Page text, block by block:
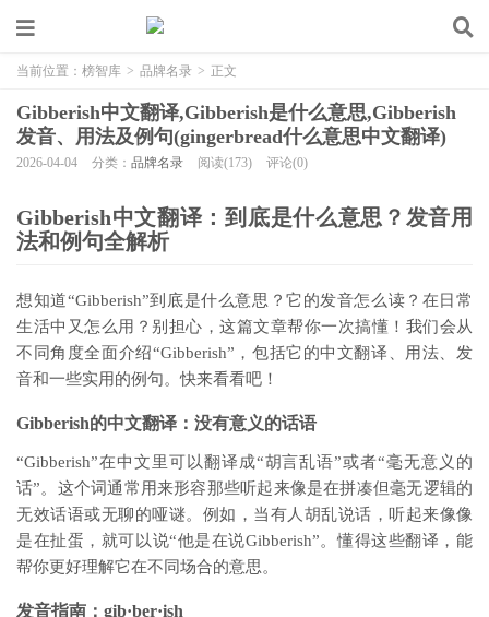
当前位置： 榜智库 > 品牌名录 > 正文
Gibberish中文翻译,Gibberish是什么意思,Gibberish
发音、用法及例句(gingerbread什么意思中文翻译)
2026-04-04 分类： 品牌名录 阅读(173) 评论(0)
Gibberish中文翻译：到底是什么意思？发音用
法和例句全解析
想知道“Gibberish”到底是什么意思？它的发音怎么读？在日常
生活中又怎么用？别担心，这篇文章帮你一次搞懂！我们会从
不同角度全面介绍“Gibberish”，包括它的中文翻译、用法、发
音和一些实用的例句。快来看看吧！
Gibberish的中文翻译：没有意义的话语
“Gibberish”在中文里可以翻译成“胡言乱语”或者“毫无意义的
话”。这个词通常用来形容那些听起来像是在拼凑但毫无逻辑的
无效话语或无聊的哑谜。例如，当有人胡乱说话，听起来像像
是在扯蛋，就可以说“他是在说Gibberish”。懂得这些翻译，能
帮你更好理解它在不同场合的意思。
发音指南：gib·ber·ish